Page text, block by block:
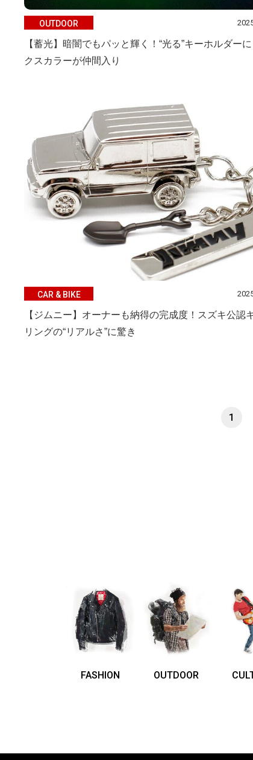
OUTDOOR
【蓄光】暗闇でもパッと輝く！“光る”キーホルダー
クスカラーが仲間入り
CAR & BIKE
【ジムニー】オーナーも納得の完成度！スズキ公認
リングの“リアルさ”に驚き
1
FASHION OUTDOOR